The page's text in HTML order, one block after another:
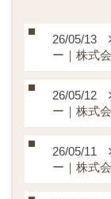
26/05/13
ー｜株式
26/05/12
ー｜株式
26/05/11
ー｜株式